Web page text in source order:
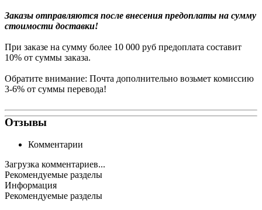
Заказы отправляются после внесения предоплаты на сумму
стоимости доставки!
При заказе на сумму более 10 000 руб предоплата составит
10% от суммы заказа.
Обратите внимание: Почта дополнительно возьмет комиссию
3-6% от суммы перевода!
Отзывы
Комментарии
Загрузка комментариев...
Рекомендуемые разделы
Информация
Рекомендуемые разделы